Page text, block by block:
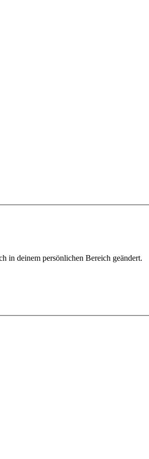
in deinem persönlichen Bereich geändert.